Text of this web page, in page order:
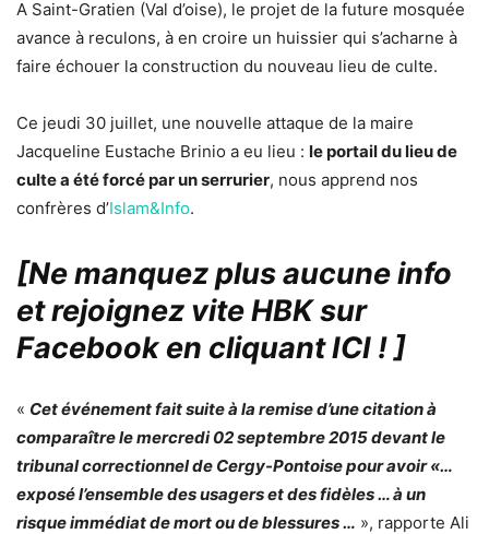
A Saint-Gratien (Val d’oise), le projet de la future mosquée
avance à reculons, à en croire un huissier qui s’acharne à
faire échouer la construction du nouveau lieu de culte.
Ce jeudi 30 juillet, une nouvelle attaque de la maire
Jacqueline Eustache Brinio a eu lieu : le portail du lieu de
culte a été forcé par un serrurier, nous apprend nos
confrères d’Islam&Info.
[Ne manquez plus aucune info
et rejoignez vite HBK sur
Facebook en cliquant ICI !]
« Cet événement fait suite à la remise d’une citation à
comparaître le mercredi 02 septembre 2015 devant le
tribunal correctionnel de Cergy-Pontoise pour avoir «…
exposé l’ensemble des usagers et des fidèles … à un
risque immédiat de mort ou de blessures … », rapporte Ali